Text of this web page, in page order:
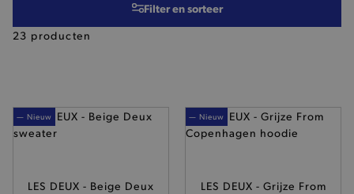
23 producten
Filter en sorteer
— Nieuw
LES DEUX - Beige Deux
— Nieuw
LES DEUX - Grijze From